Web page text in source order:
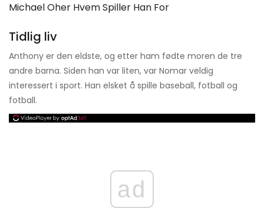
Michael Oher Hvem Spiller Han For
Tidlig liv
Anthony er den eldste, og etter ham fødte moren de tre
andre barna. Siden han var liten, var Nomar veldig
interessert i sport. Han elsket å spille baseball, fotball og
fotball.
ad